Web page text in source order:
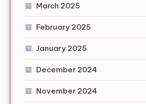
March 2025
February 2025
January 2025
December 2024
November 2024